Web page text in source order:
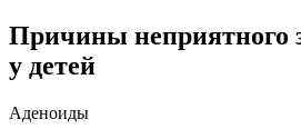
Причины неприятного
у детей
Аденоиды